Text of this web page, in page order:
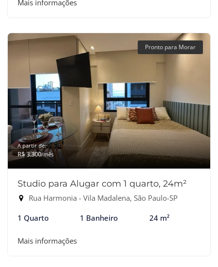
Mais informações
Pronto para Morar
A partir de:
R$ 3.300/mês
Studio para Alugar com 1 quarto, 24m²
Rua Harmonia - Vila Madalena, São Paulo-SP
1 Quarto 1 Banheiro 24 m²
Mais informações